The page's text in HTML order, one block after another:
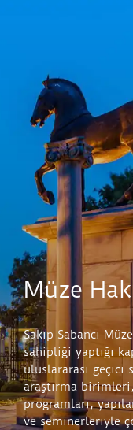
Müze
Sakıp Sabancı
sahipliği yaptığı
uluslararası geçici
araştırma
programları,
ve seminerleriyle